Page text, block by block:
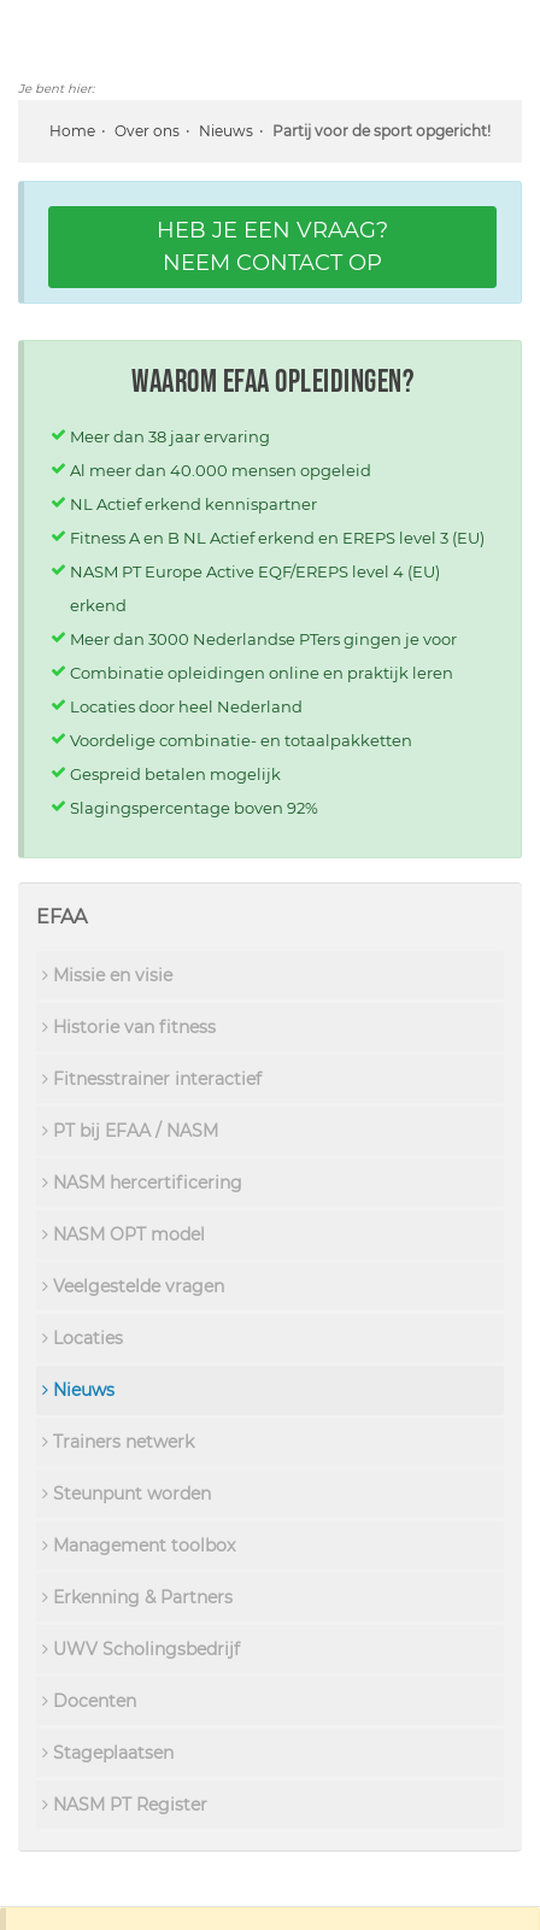
Je bent hier:
Home Over ons Nieuws Partij voor de sport opgericht!
HEB JE EEN VRAAG?
NEEM CONTACT OP
Waarom EFAA opleidingen?
Meer dan 38 jaar ervaring
Al meer dan 40.000 mensen opgeleid
NL Actief erkend kennispartner
Fitness A en B NL Actief erkend en EREPS level 3 (EU)
NASM PT Europe Active EQF/EREPS level 4 (EU)
erkend
Meer dan 3000 Nederlandse PTers gingen je voor
Combinatie opleidingen online en praktijk leren
Locaties door heel Nederland
Voordelige combinatie- en totaalpakketten
Gespreid betalen mogelijk
Slagingspercentage boven 92%
EFAA
Missie en visie
Historie van fitness
Fitnesstrainer interactief
PT bij EFAA / NASM
NASM hercertificering
NASM OPT model
Veelgestelde vragen
Locaties
Nieuws
Trainers netwerk
Steunpunt worden
Management toolbox
Erkenning & Partners
UWV Scholingsbedrijf
Docenten
Stageplaatsen
NASM PT Register